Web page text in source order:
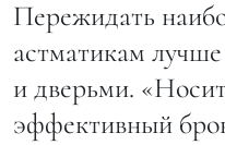
Пережидать
астматикам
и дверьми.
эффективный